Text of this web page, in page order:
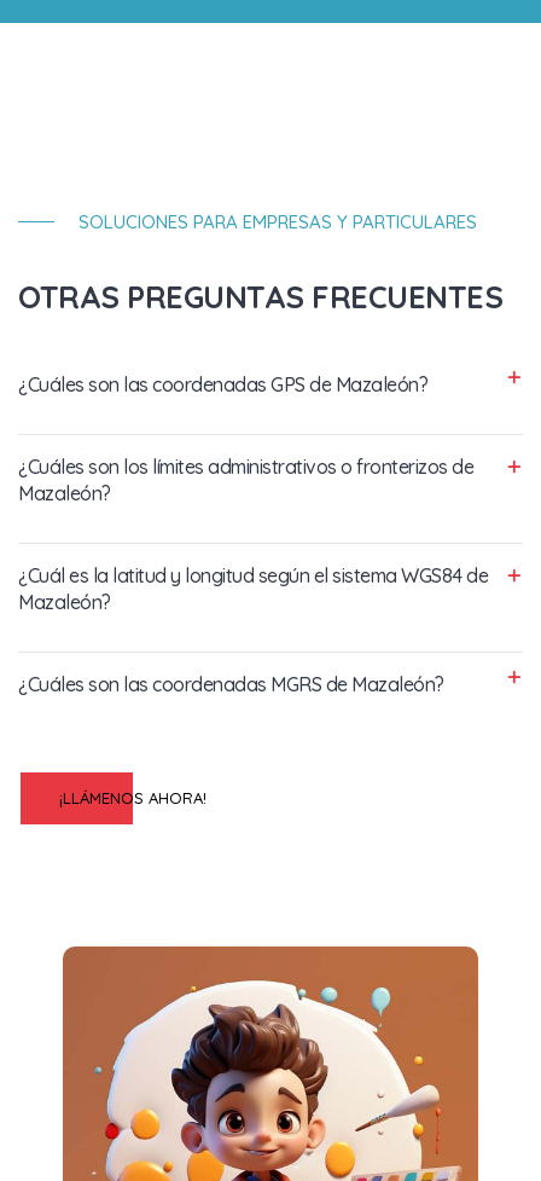
SOLUCIONES PARA EMPRESAS Y PARTICULARES
OTRAS PREGUNTAS FRECUENTES
¿Cuáles son las coordenadas GPS de Mazaleón?
¿Cuáles son los límites administrativos o fronterizos de
Mazaleón?
¿Cuál es la latitud y longitud según el sistema WGS84 de
Mazaleón?
¿Cuáles son las coordenadas MGRS de Mazaleón?
¡LLÁMENOS AHORA!